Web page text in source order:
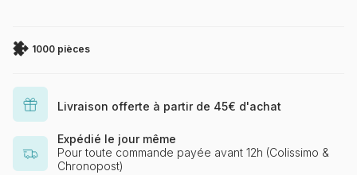
1000 pièces
Livraison offerte à partir de 45€ d'achat
Expédié le jour même
Pour toute commande payée avant 12h (Colissimo &
Chronopost)